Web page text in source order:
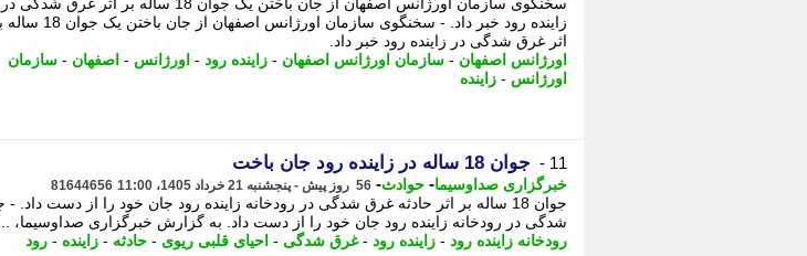
زاینده رود خبر داد. - سخنگوی سازمان اورژانس اصفهان از جان باختن یک
اثر غرق شدگی در زاینده رود خبر داد.
اورژانس اصفهان - سازمان اورژانس اصفهان - زاینده رود - اورژانس - اصفهان - سازمان
اورژانس - زاینده
11 - جوان 18 ساله در زاینده رود جان باخت
خبرگزاری صداوسیما- حوادث- 56 روز پیش - پنجشنبه 21 خرداد 1405، 11:00 81644656
شدگی در رودخانه زاینده رود جان خود را از دست داد. به گزارش خبرگزاری صداوسیما، ...
رودخانه زاینده رود - زاینده رود -غرق شدگی - احیای قلبی ریوی - حادثه - زاینده - رود